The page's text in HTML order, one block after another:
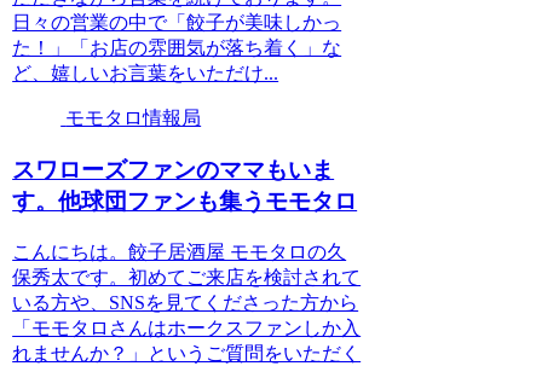
日々の営業の中で「餃子が美味しかっ
た！」「お店の雰囲気が落ち着く」な
ど、嬉しいお言葉をいただけ...
モモタロ情報局
スワローズファンのママもいま
す。他球団ファンも集うモモタロ
こんにちは。餃子居酒屋 モモタロの久
保秀太です。初めてご来店を検討されて
いる方や、SNSを見てくださった方から
「モモタロさんはホークスファンしか入
れませんか？」というご質問をいただく